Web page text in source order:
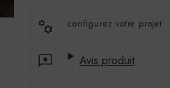
configurez votre projet
Avis produit